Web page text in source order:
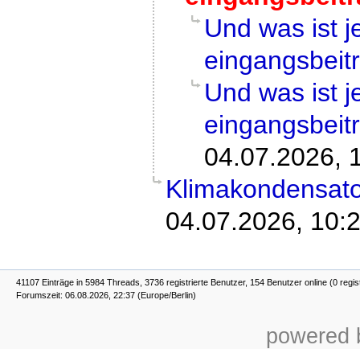
Und was ist
Und was ist
04.07.2026,
04.07.2026,
41107 Einträge in 5984 Threads, 3736 registrierte Benutzer, 154 Benutzer online (0
Forumszeit: 06.08.2026, 22:37 (Europe/Berlin)
powered